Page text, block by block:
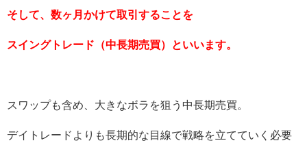
そして、数ヶ月かけて取引することを
スイングトレード（中長期売買）といいます。
スワップも含め、大きなボラを狙う中長期売買。
デイトレードよりも長期的な目線で戦略を立てていく必要